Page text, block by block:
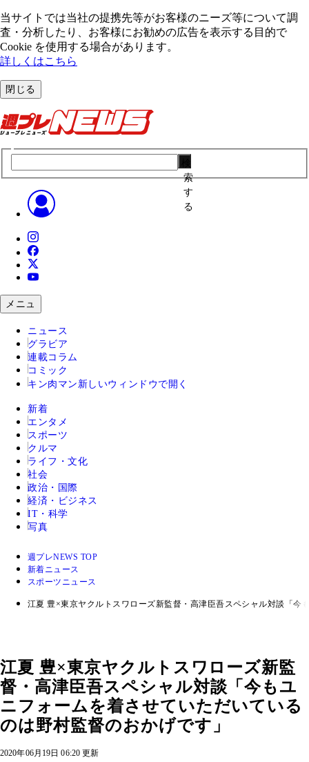
当サイトでは当社の提携先等がお客様のニーズ等について調
査・分析したり、お客様にお勧めの広告を表⽰する⽬的で
Cookie を使⽤する場合があります。
詳しくはこちら
閉じる
索
す
る
メニュ
ニュース
グラビア
連載コラム
コミック
キン肉マン 新しいウィンドウで開く
新着
エンタメ
スポーツ
クルマ
ライフ・文化
社会
政治・国際
経済・ビジネス
IT・科学
写真
週プレNEWS TOP
新着ニュース
スポーツニュース
江夏 豊×東京ヤクルトスワローズ新監督・高津臣吾スペシャル対談「
江夏 豊×東京ヤクルトスワローズ新監
督・高津臣吾スペシャル対談「今もユ
ニフォームを着させていただいている
のは野村監督のおかげです」
2020年06月19日 06:20 更新